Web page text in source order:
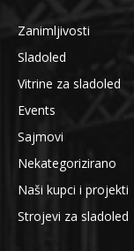
Zanimljivosti
Sladoled
Vitrine za sladoled
Events
Sajmovi
Nekategorizirano
Naši kupci i projekti
Strojevi za sladoled